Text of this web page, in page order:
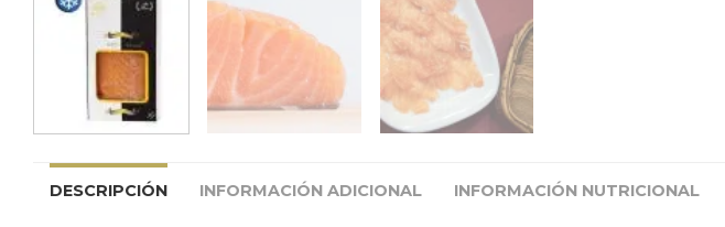
DESCRIPCIÓN INFORMACIÓN ADICIONAL INFORMACIÓN NUTRICIONAL